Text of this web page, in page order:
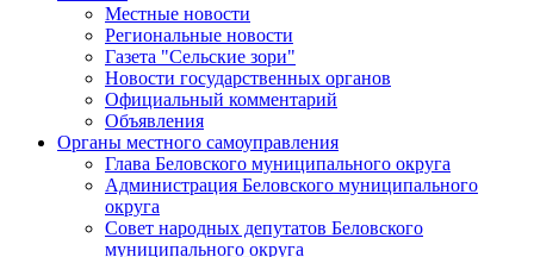
Местные новости
Региональные новости
Газета "Сельские зори"
Новости государственных органов
Официальный комментарий
Объявления
Органы местного самоуправления
Глава Беловского муниципального округа
Администрация Беловского муниципального
округа
Совет народных депутатов Беловского
муниципального округа